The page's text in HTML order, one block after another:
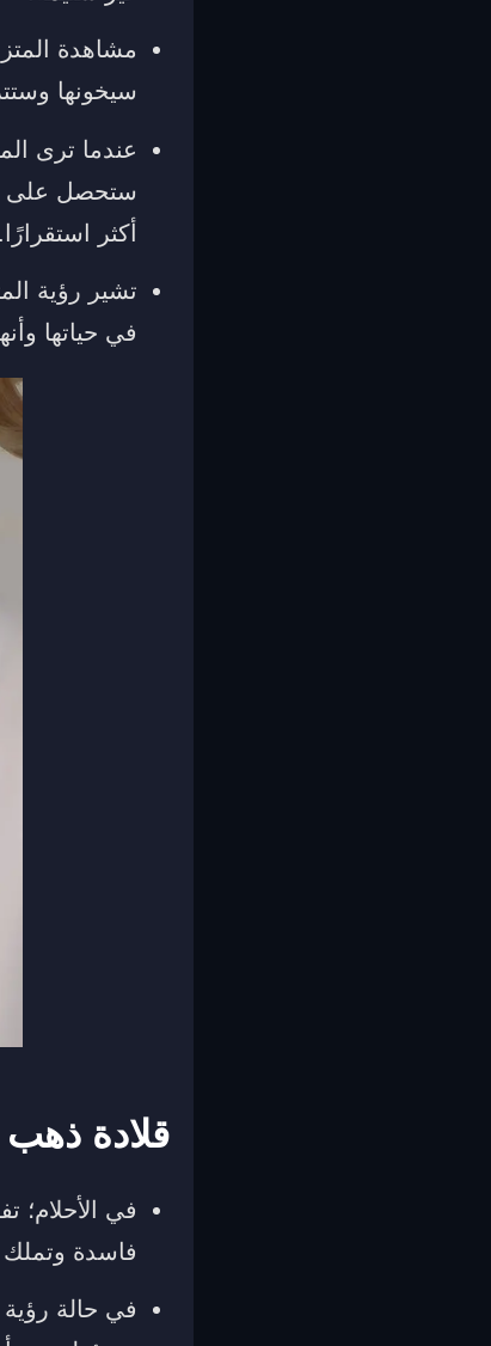
مشاهدة
سيخونها
عندما ترى
ستحصل على
أكثر استقرارًا.
تشير رؤية
في حياتها
قلادة
في الأحلام؛
فاسدة وتملك
في حالة رؤية